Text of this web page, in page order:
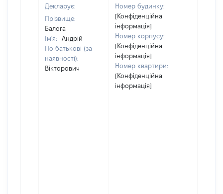
Декларує:
Прізвище:
Балога
Ім'я:
Андрій
По батькові (за
наявності):
Вікторович
Номер будинку:
[Конфіденційна
інформація]
Номер корпусу:
[Конфіденційна
інформація]
Номер квартири:
[Конфіденційна
інформація]